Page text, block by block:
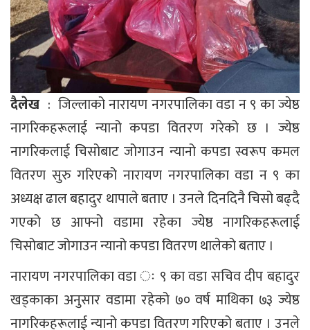
दैलेख : जिल्लाको नारायण नगरपालिका वडा न ९ का ज्येष्ठ
नागरिकहरूलाई न्यानो कपडा वितरण गरेको छ । ज्येष्ठ
नागरिकलाई चिसोबाट जोगाउन न्यानो कपडा स्वरूप कमल
वितरण सुरु गरिएको नारायण नगरपालिका वडा न ९ का
अध्यक्ष ढाल बहादुर थापाले बताए । उनले दिनदिनै चिसो बढ्दै
गएको छ आफ्नो वडामा रहेका ज्येष्ठ नागरिकहरूलाई
चिसोबाट जोगाउन न्यानो कपडा वितरण थालेको बताए ।
नारायण नगरपालिका वडा ः ९ का वडा सचिव दीप बहादुर
खड्काका अनुसार वडामा रहेको ७० वर्ष माथिका ७३ ज्येष्ठ
नागरिकहरूलाई न्यानो कपडा वितरण गरिएको बताए । उनले